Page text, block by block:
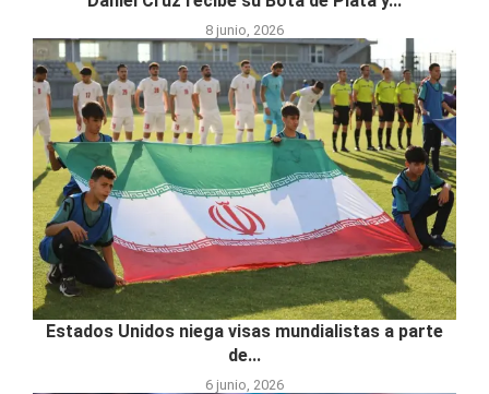
8 junio, 2026
Estados Unidos niega visas mundialistas a parte
de...
6 junio, 2026